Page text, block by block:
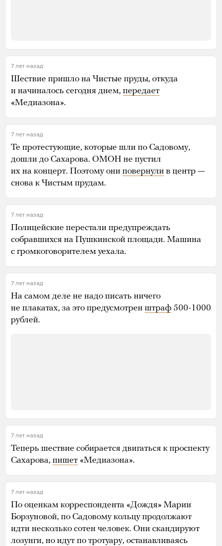
7 лет назад
Шествие пришло на Чистые пруды, откуда
и начиналось сегодня днем, передает
«Медиазона».
7 лет назад
Те протестующие, которые шли по Садовому,
дошли до Сахарова. ОМОН не пустил
их на концерт. Поэтому они повернули в центр —
снова к Чистым прудам.
7 лет назад
Полицейские перестали предупреждать
собравшихся на Пушкинской площади. Машина
с громкоговорителем уехала.
7 лет назад
На самом деле не надо писать ничего
не плакатах, за это предусмотрен штраф 500-1000
рублей.
7 лет назад
Теперь шествие собирается двигаться к проспекту
Сахарова, пишет «Медиазона».
7 лет назад
По оценкам корреспондента «Дождя» Марии
Борзуновой, по Садовому кольцу продолжают
идти несколько сотен человек. Они скандируют
лозунги, но идут по тротуару, останавливаясь